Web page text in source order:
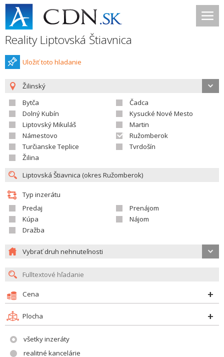
Reality Liptovská Štiavnica
Uložiť toto hladanie
Žilinský
Bytča
Čadca
Dolný Kubín
Kysucké Nové Mesto
Liptovský Mikuláš
Martin
Námestovo
Ružomberok
Turčianske Teplice
Tvrdošín
Žilina
Typ inzerátu
Predaj
Prenájom
Kúpa
Nájom
Dražba
Vybrať druh nehnuteľnosti
Cena
Plocha
všetky inzeráty
realitné kancelárie